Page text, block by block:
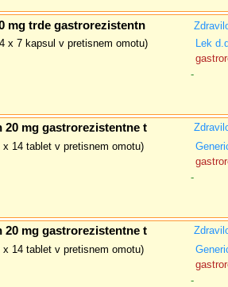
mg trde gastrorezistentn
x 7 kapsul v pretisnem omotu)
Lek
-
20 mg gastrorezistentne t
14 tablet v pretisnem omotu)
-
20 mg gastrorezistentne t
14 tablet v pretisnem omotu)
-